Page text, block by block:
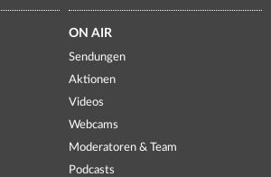
ON AIR
Sendungen
Aktionen
Videos
Webcams
Moderatoren & Team
Podcasts